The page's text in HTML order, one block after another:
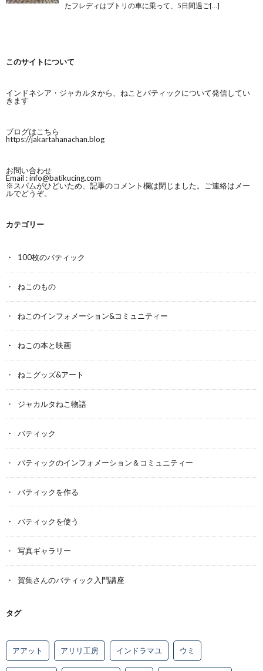
たフレディはプトリの車に乗って、5日間過ご[…]
このサイトについて
インドネシア・ジャカルタから、ねことバティックについて発信してい
きます
ブログはこちら
https://jakartahanachan.blog
お問い合わせ
Email :info@batikucing.com
※スパムがひどいため、記事のコメント欄は閉じました。ご連絡はメー
ルでどうぞ。
カテゴリー
100枚のバティック
ねこのもの
ねこのインフォメーション&コミュニティー
ねこの本と映画
ねこグッズ&アート
ジャカルタねこ物語
バティック
バティックのインフォメーション＆コミュニティー
バティックを作る
バティックを使う
写真ギャラリー
賀集さんのバティック入門講座
タグ
アアット アリリ工房 インドラマユ ウミ